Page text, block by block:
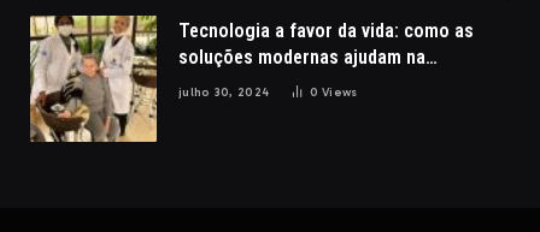
Tecnologia a favor da vida: como as
soluções modernas ajudam na
reabilitação de pacientes com lesões
julho 30, 2024 0Views